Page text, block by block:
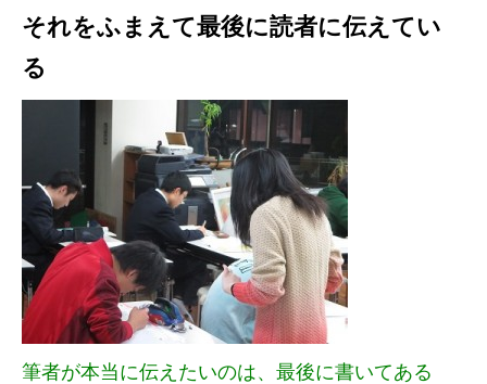
それをふまえて最後に読者に伝えてい
る
筆者が本当に伝えたいのは、最後に書いてある